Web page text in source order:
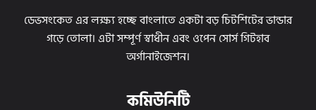
ডেভসংকেত এর লক্ষ্য হচ্ছে বাংলাতে একটা বড় চিটশিটের ভান্ডার
গড়ে তোলা। এটা সম্পূর্ণ স্বাধীন এবং ওপেন সোর্স গিটহাব
অর্গানাইজেশন।
কমিউনিটি